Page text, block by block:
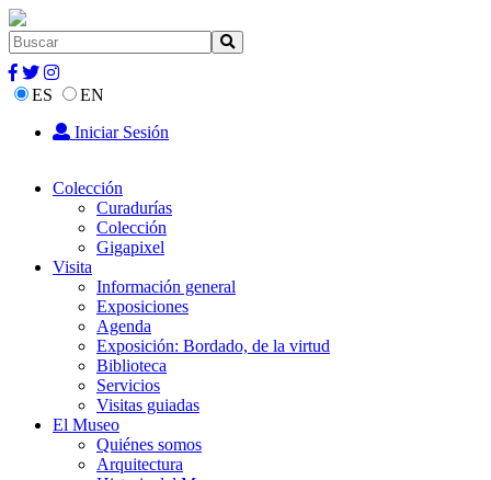
ES
EN
Iniciar Sesión
Colección
Curadurías
Colección
Gigapixel
Visita
Información general
Exposiciones
Agenda
Exposición: Bordado, de la virtud
Biblioteca
Servicios
Visitas guiadas
El Museo
Quiénes somos
Arquitectura